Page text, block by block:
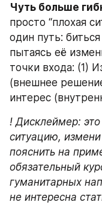
Чуть больше
просто “плохая
один путь:
пытаясь её
точки входа: (1)
(внешнее
интерес
! Дисклеймер:
ситуацию,
пояснить на
обязательный
гуманитарных
не интересна